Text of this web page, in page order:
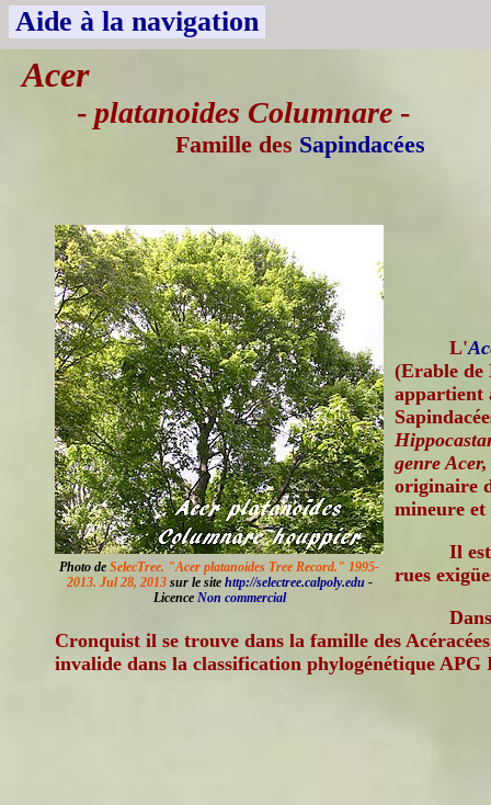
Aide à la navigation
Acer
- platanoides Columnare -
Famille des Sapindacées
Photo de SelecTree. "Acer platanoides Tree Record." 1995-
2013. Jul 28, 2013sur le site http://selectree.calpoly.edu-
Licence Non commercial
L'
(Erable de
appartient
genre
originaire
mineure et
Il
rues
Cronquist il se trouve dans la famille des
invalide dans la classification phylogénétique